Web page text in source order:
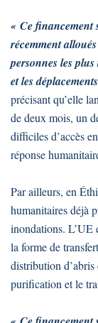
« Ce financement
récemment
personnes les
et les
précisant qu’elle
de deux mois, un
difficiles d’accès
réponse
Par ailleurs, en
humanitaires déjà
inondations. L’UE
la forme de
distribution d’abris
purification et le